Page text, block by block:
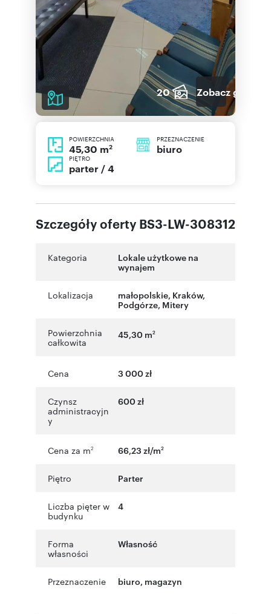
20 Zobacz galerię
POWIERZCHNIA
45,30 m2
PRZEZNACZENIE
biuro
PIĘTRO
parter / 4
Szczegóły oferty BS3-LW-308312
Kategoria
Lokale użytkowe na
wynajem
Lokalizacja małopolskie, Kraków,
Podgórze, Mitery
Powierzchnia
całkowita
45,30 m2
Cena 3 000 zł
Czynsz
administracyjn
y
600 zł
Cena za m2 66,23 zł/m2
Piętro Parter
Liczba pięter w
budynku
4
Forma
własności
Własność
Przeznaczenie biuro, magazyn